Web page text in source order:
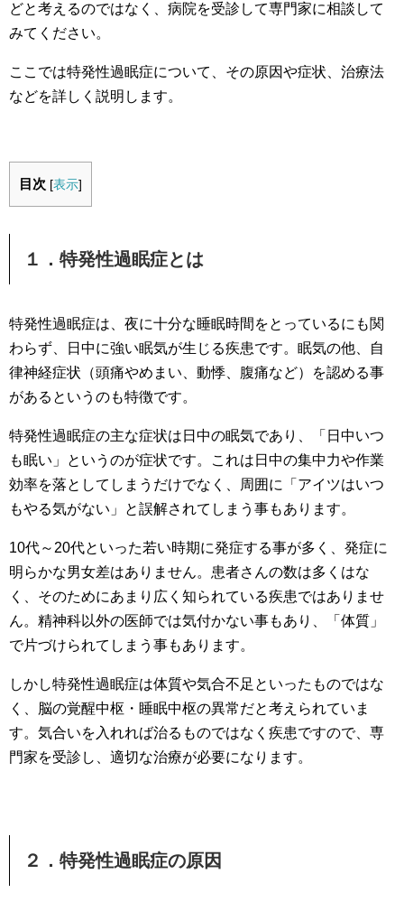
どと考えるのではなく、病院を受診して専門家に相談して
みてください。
ここでは特発性過眠症について、その原因や症状、治療法
などを詳しく説明します。
目次 [表示]
１．特発性過眠症とは
特発性過眠症は、夜に十分な睡眠時間をとっているにも関
わらず、日中に強い眠気が生じる疾患です。眠気の他、自
律神経症状（頭痛やめまい、動悸、腹痛など）を認める事
があるというのも特徴です。
特発性過眠症の主な症状は日中の眠気であり、「日中いつ
も眠い」というのが症状です。これは日中の集中力や作業
効率を落としてしまうだけでなく、周囲に「アイツはいつ
もやる気がない」と誤解されてしまう事もあります。
10代～20代といった若い時期に発症する事が多く、発症に
明らかな男女差はありません。患者さんの数は多くはな
く、そのためにあまり広く知られている疾患ではありませ
ん。精神科以外の医師では気付かない事もあり、「体質」
で片づけられてしまう事もあります。
しかし特発性過眠症は体質や気合不足といったものではな
く、脳の覚醒中枢・睡眠中枢の異常だと考えられていま
す。気合いを入れれば治るものではなく疾患ですので、専
門家を受診し、適切な治療が必要になります。
２．特発性過眠症の原因